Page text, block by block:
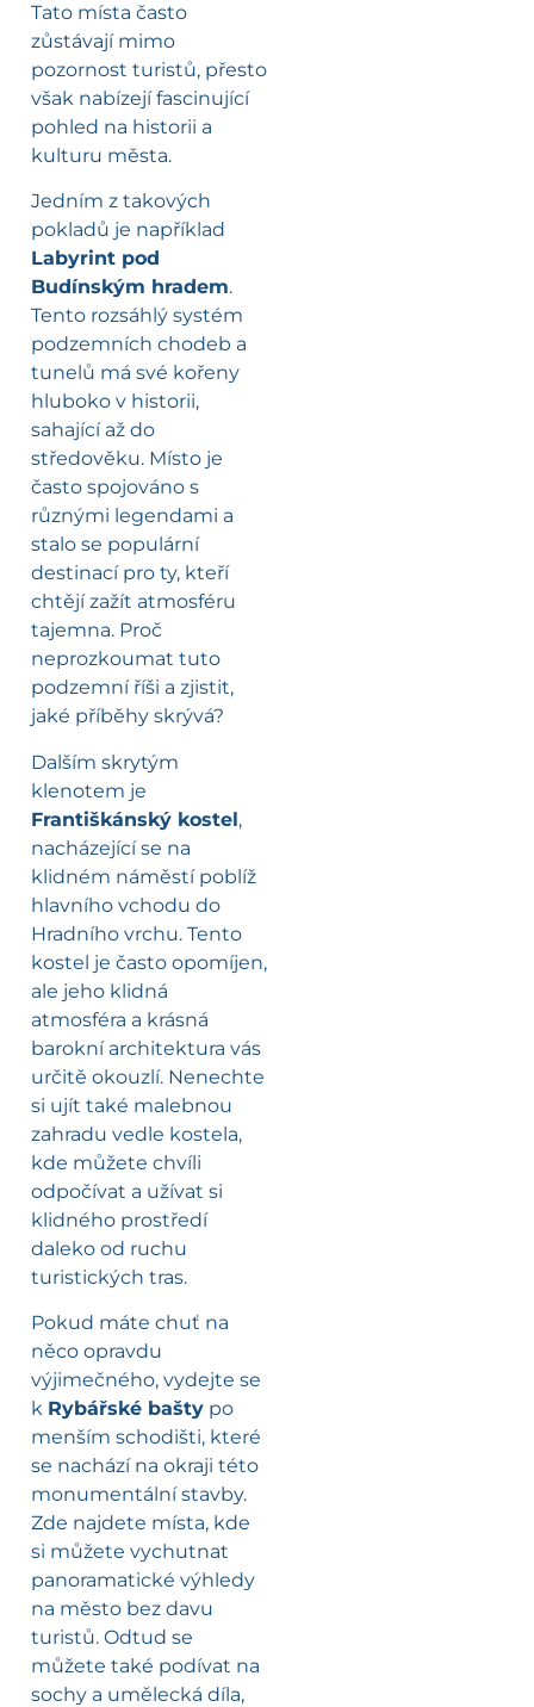
Tato místa často
zůstávají mimo
pozornost turistů, přesto
však nabízejí fascinující
pohled na historii a
kulturu města.
Jedním z takových
pokladů je například
Labyrint pod
Budínským hradem.
Tento rozsáhlý systém
podzemních chodeb a
tunelů má své kořeny
hluboko v historii,
sahající až do
středověku. Místo je
často spojováno s
různými legendami a
stalo se populární
destinací pro ty, kteří
chtějí zažít atmosféru
tajemna. Proč
neprozkoumat tuto
podzemní říši a zjistit,
jaké příběhy skrývá?
Dalším skrytým
klenotem je
Františkánský kostel,
nacházející se na
klidném náměstí poblíž
hlavního vchodu do
Hradního vrchu. Tento
kostel je často opomíjen,
ale jeho klidná
atmosféra a krásná
barokní architektura vás
určitě okouzlí. Nenechte
si ujít také malebnou
zahradu vedle kostela,
kde můžete chvíli
odpočívat a užívat si
klidného prostředí
daleko od ruchu
turistických tras.
Pokud máte chuť na
něco opravdu
výjimečného, vydejte se
k Rybářské bašty po
menším schodišti, které
se nachází na okraji této
monumentální stavby.
Zde najdete místa, kde
si můžete vychutnat
panoramatické výhledy
na město bez davu
turistů. Odtud se
můžete také podívat na
sochy a umělecká díla,